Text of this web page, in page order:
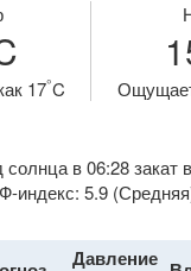
17°C
солнца в 06:28 закат
индекс: 5.9
Давление